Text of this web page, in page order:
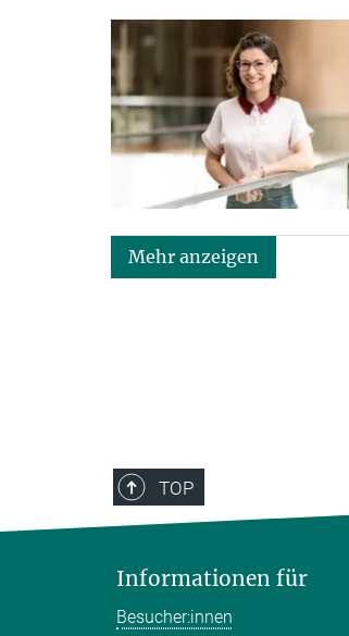
Mehr anzeigen
TOP
Informationen für
Besucher:innen